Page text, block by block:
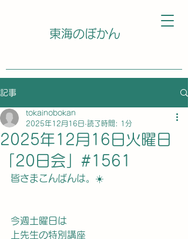
東海のぼかん
記事
2025年12月16日火曜日
「20日会」#1561
tokainobokan
2025年12月16日 読了時間: 1分
皆さまこんばんは。☀️
今週土曜日は
上先生の特別講座